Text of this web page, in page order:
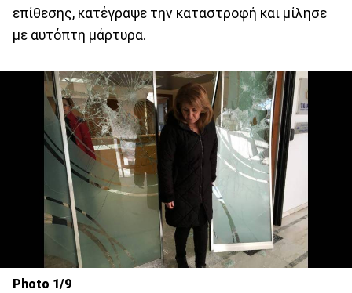
επίθεσης, κατέγραψε την καταστροφή και μίλησε
με αυτόπτη μάρτυρα.
Photo 1/9